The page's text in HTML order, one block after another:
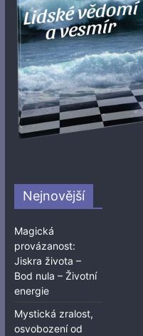
Nejnovější
Magická
provázanost:
Jiskra života –
Bod nula – Životní
energie
Mystická zralost,
osvobození od